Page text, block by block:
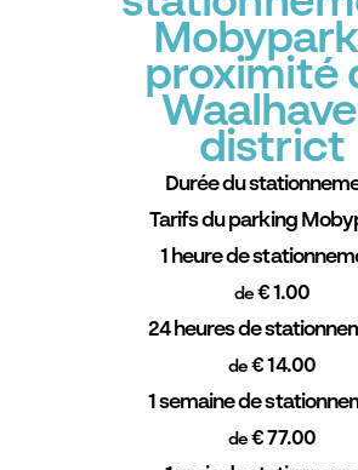
proximité
district
Durée du
Tarifs du parking
1 heure de
de€ 1.00
24 heures de
de € 14.00
1 semaine de
de € 77.00